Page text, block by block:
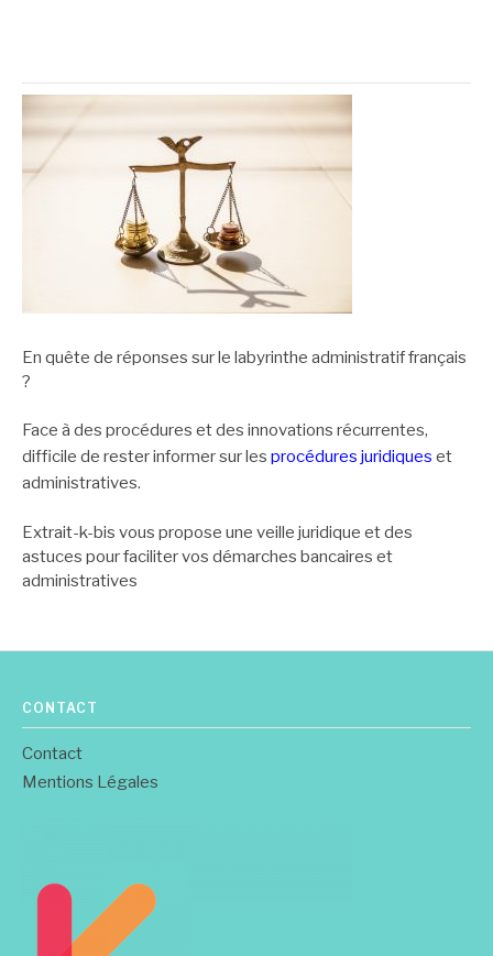
En quête de réponses sur le labyrinthe administratif français
?
Face à des procédures et des innovations récurrentes,
difficile de rester informer sur les procédures juridiques et
administratives.
Extrait-k-bis vous propose une veille juridique et des
astuces pour faciliter vos démarches bancaires et
administratives
CONTACT
Contact
Mentions Légales